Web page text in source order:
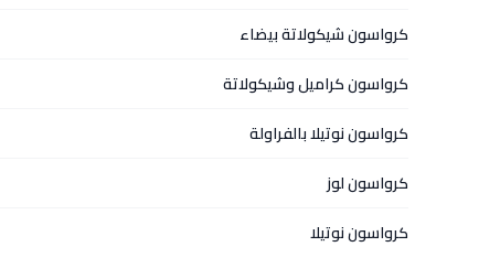
كرواسون شيكولاتة بيضاء
كرواسون كراميل وشيكولاتة
كرواسون نوتيلا بالفراولة
كرواسون لوز
كرواسون نوتيلا